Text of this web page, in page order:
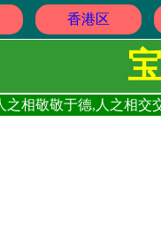
香港区
之相敬敬于德,人之相